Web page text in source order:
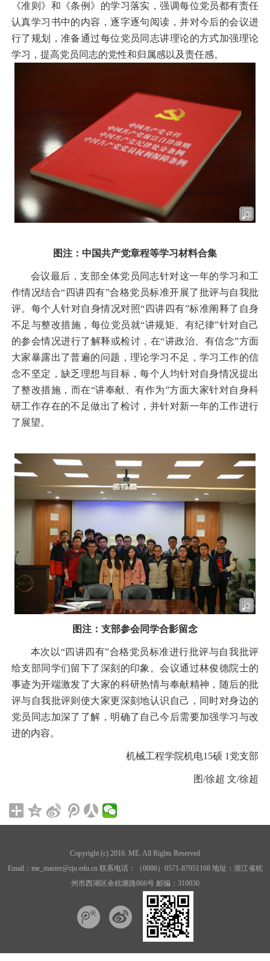
《准则》和《条例》的学习落实，强调每位党员都有责任
认真学习书中的内容，逐字逐句阅读，并对今后的会议进
行了规划，准备通过每位党员同志讲理论的方式加强理论
学习，提高党员同志的党性和归属感以及责任感。
图注：中国共产党章程等学习材料合集
会议最后，支部全体党员同志针对这一年的学习和工
作情况结合“四讲四有”合格党员标准开展了批评与自我批
评。每个人针对自身情况对照“四讲四有”标准阐释了自身
不足与整改措施，每位党员就“讲规矩、有纪律”针对自己
的参会情况进行了解释或检讨，在“讲政治、有信念”方面
大家暴露出了普遍的问题，理论学习不足，学习工作的信
念不坚定，缺乏理想与目标，每个人均针对自身情况提出
了整改措施，而在“讲奉献、有作为”方面大家针对自身科
研工作存在的不足做出了检讨，并针对新一年的工作进行
了展望。
图注：支部参会同学合影留念
本次以“四讲四有”合格党员标准进行批评与自我批评
给支部同学们留下了深刻的印象。会议通过林俊德院士的
事迹为开端激发了大家的科研热情与奉献精神，随后的批
评与自我批评则使大家更深刻地认识自己，同时对身边的
党员同志加深了了解，明确了自己今后需要加强学习与改
进的内容。
机械工程学院机电15硕 1 党支部
图/徐超 文/徐超
Copyright (c) 2016. ME. All Rights Reserved
Email：me_master@zju.edu.cn 联系电话：（0086）0571-87951168 地址：浙江省杭
州市西湖区余杭塘路866号 邮编：310030